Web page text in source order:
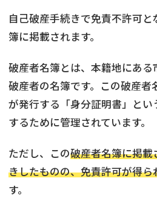
自己破産手続きで免責不許可
簿に掲載されます。
破産者名簿とは、本籍地にある
破産者の名簿です。この破産者
が発行する「身分証明書」と
するために管理されています。
ただし、この破産者名簿に掲
きしたものの、免責許可が得
す。